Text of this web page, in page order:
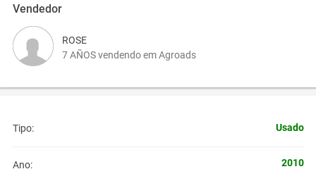
Vendedor
ROSE
7 AÑOS vendendo em Agroads
Tipo: Usado
Ano: 2010